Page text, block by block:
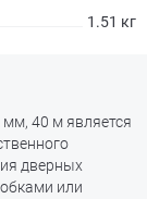
1.51 кг
40 м является
дверных
или